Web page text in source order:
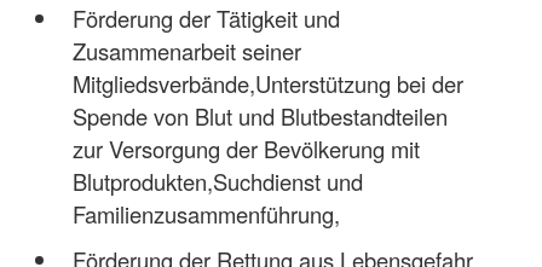
Förderung der Tätigkeit und
Zusammenarbeit seiner
Mitgliedsverbände,Unterstützung bei der
Spende von Blut und Blutbestandteilen
zur Versorgung der Bevölkerung mit
Blutprodukten,Suchdienst und
Familienzusammenführung,
Förderung der Rettung aus Lebensgefahr